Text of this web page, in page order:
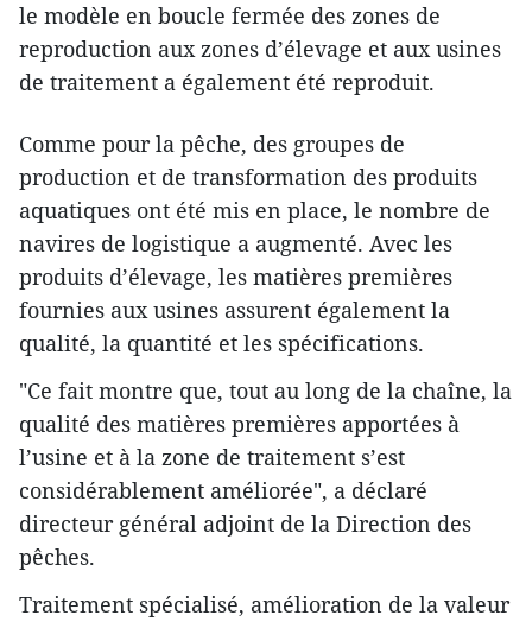
le modèle en boucle fermée des zones de
reproduction aux zones d’élevage et aux usines
de traitement a également été reproduit.
Comme pour la pêche, des groupes de
production et de transformation des produits
aquatiques ont été mis en place, le nombre de
navires de logistique a augmenté. Avec les
produits d’élevage, les matières premières
fournies aux usines assurent également la
qualité, la quantité et les spécifications.
"Ce fait montre que, tout au long de la chaîne, la
qualité des matières premières apportées à
l’usine et à la zone de traitement s’est
considérablement améliorée", a déclaré
directeur général adjoint de la Direction des
pêches.
Traitement spécialisé, amélioration de la valeur